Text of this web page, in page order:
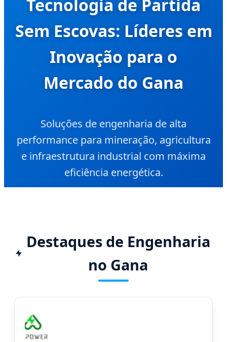
Tecnologia de Partida
Sem Escovas: Líderes em
Inovação para o
Mercado do Gana
Soluções de engenharia de alta
performance para mineração, agricultura
e infraestrutura industrial com máxima
eficiência energética.
Destaques de Engenharia
no Gana